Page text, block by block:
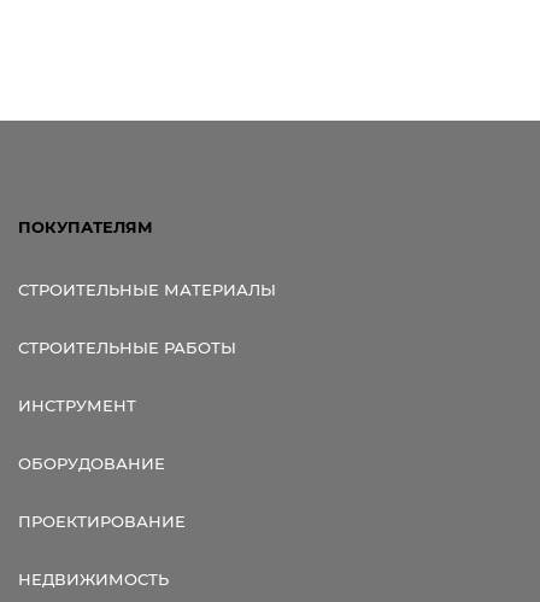
ПОКУПАТЕЛЯМ
СТРОИТЕЛЬНЫЕ МАТЕРИАЛЫ
СТРОИТЕЛЬНЫЕ РАБОТЫ
ИНСТРУМЕНТ
ОБОРУДОВАНИЕ
ПРОЕКТИРОВАНИЕ
НЕДВИЖИМОСТЬ